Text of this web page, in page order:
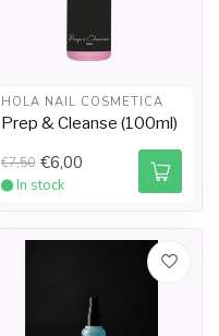
HOLA NAIL COSMETICA
Prep & Cleanse (100ml)
€7,50 €6,00
In stock